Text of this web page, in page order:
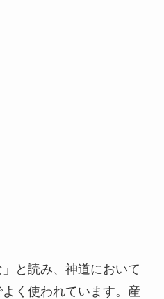
と読み、神道において
よく使われています。産